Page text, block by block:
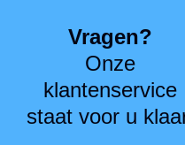
Vragen?
Onze
klantenservice
staat voor u